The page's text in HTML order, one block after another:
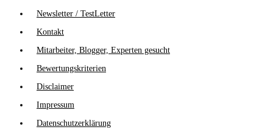
Newsletter / TestLetter
Kontakt
Mitarbeiter, Blogger, Experten gesucht
Bewertungskriterien
Disclaimer
Impressum
Datenschutzerklärung